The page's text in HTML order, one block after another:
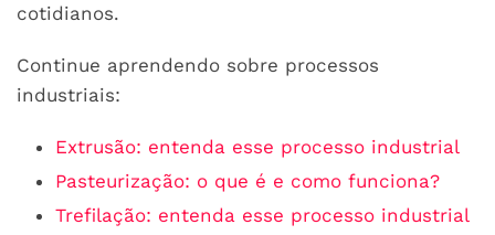
cotidianos.
Continue aprendendo sobre processos
industriais:
Extrusão: entenda esse processo industrial
Pasteurização: o que é e como funciona?
Trefilação: entenda esse processo industrial